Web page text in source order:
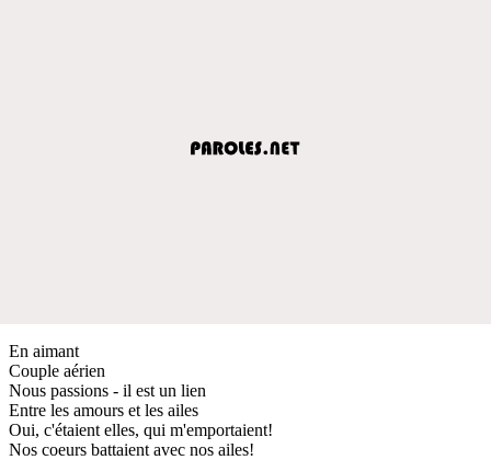
En aimant
Couple aérien
Nous passions - il est un lien
Entre les amours et les ailes
Oui, c'étaient elles, qui m'emportaient!
Nos coeurs battaient avec nos ailes!